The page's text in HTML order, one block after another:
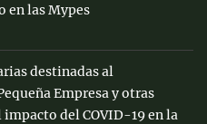
en las Mypes
destinadas al
Empresa y otras
del COVID-19 en la